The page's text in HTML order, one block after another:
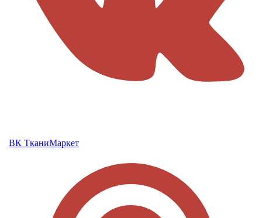
ВК ТканиМаркет